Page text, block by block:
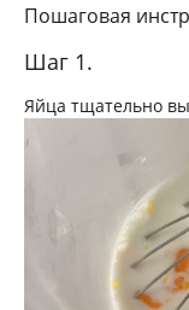
Пошаговая
Шаг 1.
Яйца тщательно